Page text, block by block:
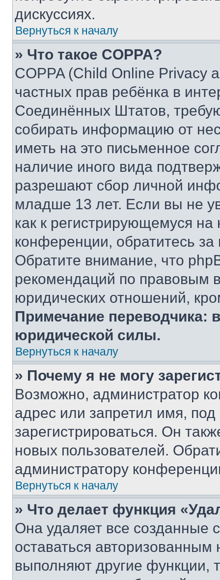
дискуссиях.
Вернуться к началу
» Что такое COPPA?
COPPA (Child Online Privacy
частных прав ребёнка в
Соединённых Штатов,
собирать информацию от
иметь на это письменное
наличие иного вида
разрешают сбор личной
младше 13 лет. Если вы не
как к регистрирующемуся
конференции, обратитесь
Обратите внимание, что
рекомендаций по правовым
юридических отношений,
Примечание переводчика:
юридической силы.
Вернуться к началу
» Почему я не могу
Возможно, администратор
адрес или запретил имя,
зарегистрироваться. Он
новых пользователей.
администратору
Вернуться к началу
» Что делает функция
Она удаляет все созданные
оставаться
выполняют другие функции,